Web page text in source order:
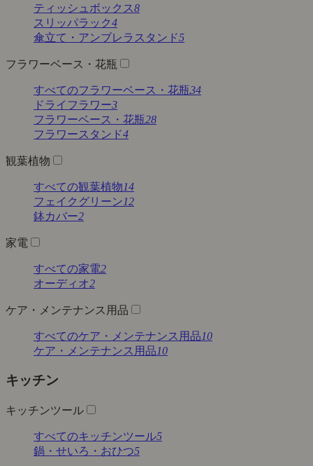
ティッシュボックス8
スリッパラック4
傘立て・アンブレラスタンド5
フラワーベース・花瓶
すべてのフラワーベース・花瓶34
ドライフラワー3
フラワーベース・花瓶28
フラワースタンド4
観葉植物
すべての観葉植物14
フェイクグリーン12
鉢カバー2
家電
すべての家電2
オーディオ2
ケア・メンテナンス用品
すべてのケア・メンテナンス用品10
ケア・メンテナンス用品10
キッチン
キッチンツール
すべてのキッチンツール5
鍋・せいろ・おひつ5